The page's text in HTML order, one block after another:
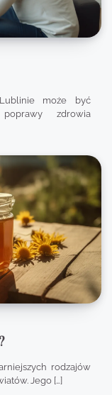
może być
zdrowia
rodzajów
Jego […]